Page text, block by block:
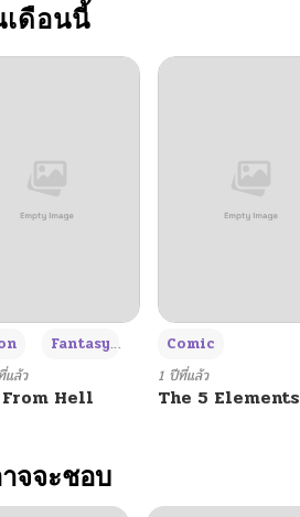
เดือนนี้
Fantasy
แล้ว
Hell
Comic
1 ปีที่แล้ว
The 5 Elements
จจะชอบ